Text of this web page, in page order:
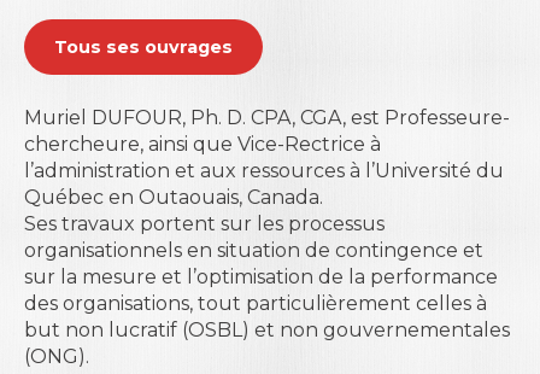
Tous ses ouvrages
Muriel DUFOUR, Ph. D. CPA, CGA, est Professeure-
chercheure, ainsi que Vice-Rectrice à
l’administration et aux ressources à l’Université du
Québec en Outaouais, Canada.
Ses travaux portent sur les processus
organisationnels en situation de contingence et
sur la mesure et l’optimisation de la performance
des organisations, tout particulièrement celles à
but non lucratif (OSBL) et non gouvernementales
(ONG).